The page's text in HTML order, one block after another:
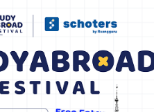
praktis dan membangun
dan kunjungan lapangan,
pengetahuan yang
juga menyediakan
untuk memasuki dunia